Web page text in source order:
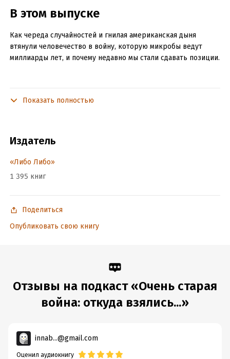
В этом выпуске
Как череда случайностей и гнилая американская дыня
втянули человечество в войну, которую микробы ведут
миллиарды лет, и почему недавно мы стали сдавать позиции.
Это подкаст «СБЕР ЕАПТЕКИ» и студии «Либо/Либо».
на сумму от двух тысяч в «СБЕР ЕАПТЕКЕ».
Показать полностью
Издатель
«Либо Либо»
1 395 книг
Поделиться
Опубликовать свою книгу
Отзывы на подкаст «Очень старая
война: откуда взялись...»
innab...@gmail.com
Оценил аудиокнигу